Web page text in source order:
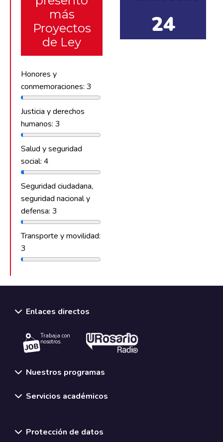
más
Proyectos
de Ley
Honores y
conmemoraciones: 3
Justicia y derechos
humanos: 3
Salud y seguridad
social: 4
Seguridad ciudadana,
seguridad nacional y
defensa: 3
Transporte y movilidad:
3
24
Enlaces directos
Trabaja con
nosotros.
Nuestros programas
Servicios académicos
Protección de datos